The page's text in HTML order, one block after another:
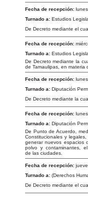
Fecha de recepción:
Turnado a: Estudios
De Decreto mediante el
Fecha de recepción:
Turnado a: Estudios
De Decreto mediante la
de Tamaulipas, en materia
Fecha de recepción:
Turnado a: Diputación
De Decreto mediante la
Fecha de recepción:
Turnado a: Diputación
De Punto de Acuerdo,
Constitucionales y
generar nuevos espacios
polvo y contaminantes,
de las ciudades.
Fecha de recepción:
Turnado a: (Derechos
De Decreto mediante el